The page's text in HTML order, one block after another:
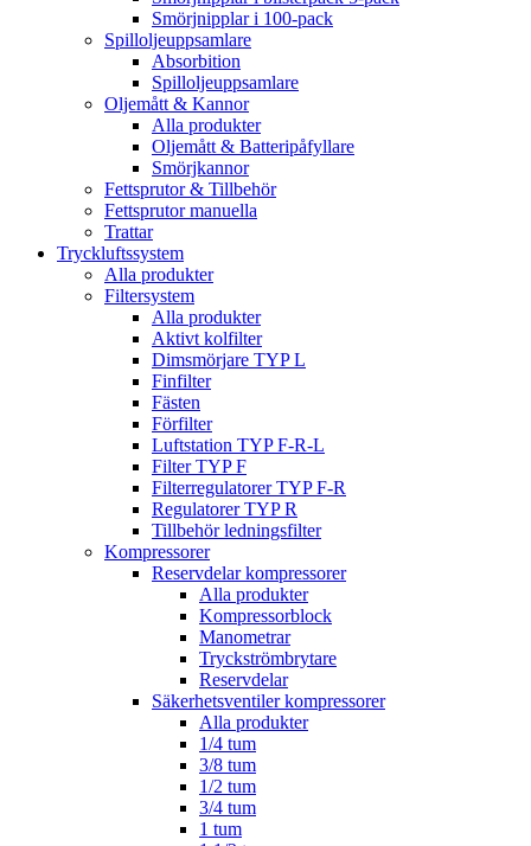
Smörjnipplar i 100-pack
Spilloljeuppsamlare
Absorbition
Spilloljeuppsamlare
Oljemått & Kannor
Alla produkter
Oljemått & Batteripåfyllare
Smörjkannor
Fettsprutor & Tillbehör
Fettsprutor manuella
Trattar
Tryckluftssystem
Alla produkter
Filtersystem
Alla produkter
Aktivt kolfilter
Dimsmörjare TYP L
Finfilter
Fästen
Förfilter
Luftstation TYP F-R-L
Filter TYP F
Filterregulatorer TYP F-R
Regulatorer TYP R
Tillbehör ledningsfilter
Kompressorer
Reservdelar kompressorer
Alla produkter
Kompressorblock
Manometrar
Tryckströmbrytare
Reservdelar
Säkerhetsventiler kompressorer
Alla produkter
1/4 tum
3/8 tum
1/2 tum
3/4 tum
1 tum